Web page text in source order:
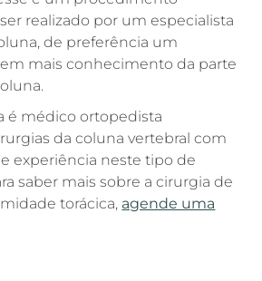
realizado por um especialista
de preferência um
mais conhecimento da parte
é médico ortopedista
da coluna vertebral com
experiência neste tipo de
saber mais sobre a cirurgia de
torácica, agende uma